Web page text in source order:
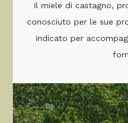
Il miele di castagno,
conosciuto per le sue
indicato per